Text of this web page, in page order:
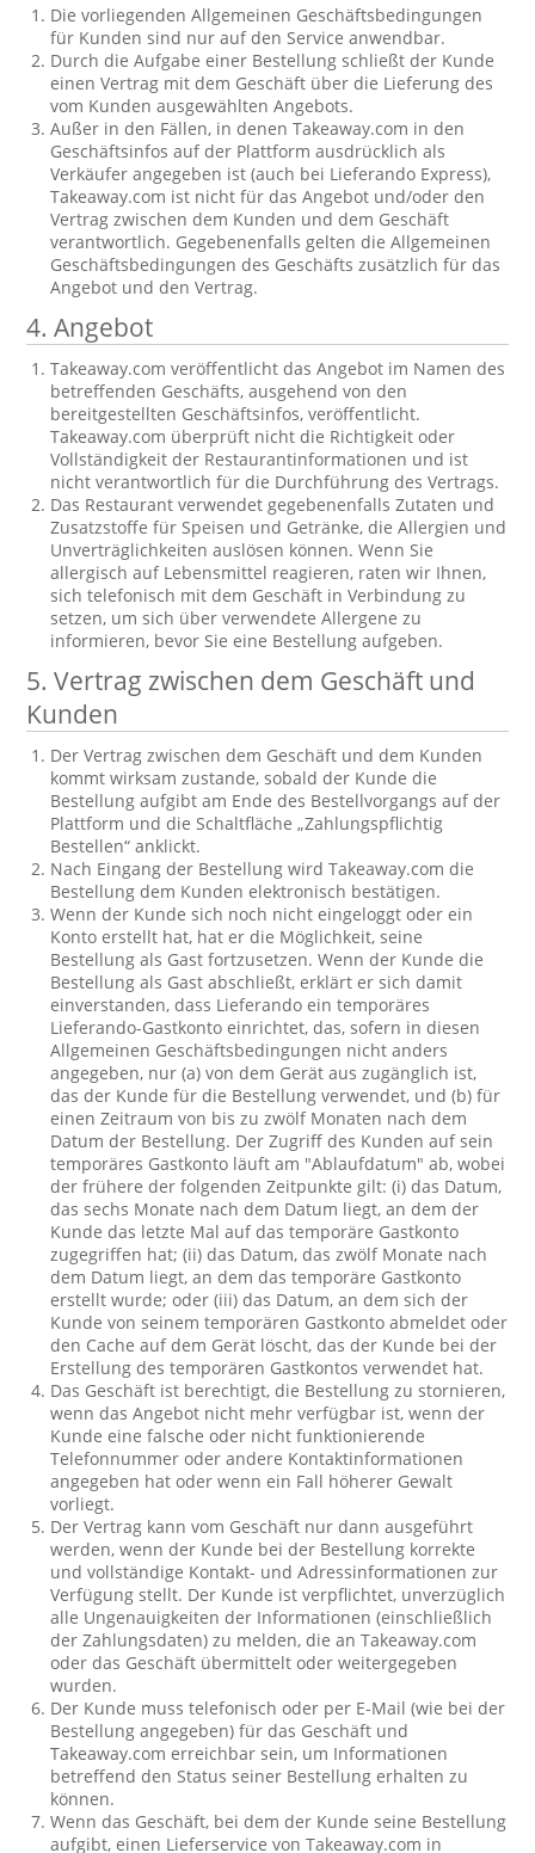
Die vorliegenden Allgemeinen Geschäftsbedingungen
für Kunden sind nur auf den Service anwendbar.
Durch die Aufgabe einer Bestellung schließt der Kunde
einen Vertrag mit dem Geschäft über die Lieferung des
vom Kunden ausgewählten Angebots.
Außer in den Fällen, in denen Takeaway.com in den
Geschäftsinfos auf der Plattform ausdrücklich als
Verkäufer angegeben ist (auch bei Lieferando Express),
Takeaway.com ist nicht für das Angebot und/oder den
Vertrag zwischen dem Kunden und dem Geschäft
verantwortlich. Gegebenenfalls gelten die Allgemeinen
Geschäftsbedingungen des Geschäfts zusätzlich für das
Angebot und den Vertrag.
4. Angebot
Takeaway.com veröffentlicht das Angebot im Namen des
betreffenden Geschäfts, ausgehend von den
bereitgestellten Geschäftsinfos, veröffentlicht.
Takeaway.com überprüft nicht die Richtigkeit oder
Vollständigkeit der Restaurantinformationen und ist
nicht verantwortlich für die Durchführung des Vertrags.
Das Restaurant verwendet gegebenenfalls Zutaten und
Zusatzstoffe für Speisen und Getränke, die Allergien und
Unverträglichkeiten auslösen können. Wenn Sie
allergisch auf Lebensmittel reagieren, raten wir Ihnen,
sich telefonisch mit dem Geschäft in Verbindung zu
setzen, um sich über verwendete Allergene zu
informieren, bevor Sie eine Bestellung aufgeben.
5. Vertrag zwischen dem Geschäft und
Kunden
Der Vertrag zwischen dem Geschäft und dem Kunden
kommt wirksam zustande, sobald der Kunde die
Bestellung aufgibt am Ende des Bestellvorgangs auf der
Plattform und die Schaltfläche „Zahlungspflichtig
Bestellen“ anklickt.
Nach Eingang der Bestellung wird Takeaway.com die
Bestellung dem Kunden elektronisch bestätigen.
Wenn der Kunde sich noch nicht eingeloggt oder ein
Konto erstellt hat, hat er die Möglichkeit, seine
Bestellung als Gast fortzusetzen. Wenn der Kunde die
Bestellung als Gast abschließt, erklärt er sich damit
einverstanden, dass Lieferando ein temporäres
Lieferando-Gastkonto einrichtet, das, sofern in diesen
Allgemeinen Geschäftsbedingungen nicht anders
angegeben, nur (a) von dem Gerät aus zugänglich ist,
das der Kunde für die Bestellung verwendet, und (b) für
einen Zeitraum von bis zu zwölf Monaten nach dem
Datum der Bestellung. Der Zugriff des Kunden auf sein
temporäres Gastkonto läuft am "Ablaufdatum" ab, wobei
der frühere der folgenden Zeitpunkte gilt: (i) das Datum,
das sechs Monate nach dem Datum liegt, an dem der
Kunde das letzte Mal auf das temporäre Gastkonto
zugegriffen hat; (ii) das Datum, das zwölf Monate nach
dem Datum liegt, an dem das temporäre Gastkonto
erstellt wurde; oder (iii) das Datum, an dem sich der
Kunde von seinem temporären Gastkonto abmeldet oder
den Cache auf dem Gerät löscht, das der Kunde bei der
Erstellung des temporären Gastkontos verwendet hat.
Das Geschäft ist berechtigt, die Bestellung zu stornieren,
wenn das Angebot nicht mehr verfügbar ist, wenn der
Kunde eine falsche oder nicht funktionierende
Telefonnummer oder andere Kontaktinformationen
angegeben hat oder wenn ein Fall höherer Gewalt
vorliegt.
Der Vertrag kann vom Geschäft nur dann ausgeführt
werden, wenn der Kunde bei der Bestellung korrekte
und vollständige Kontakt- und Adressinformationen zur
Verfügung stellt. Der Kunde ist verpflichtet, unverzüglich
alle Ungenauigkeiten der Informationen (einschließlich
der Zahlungsdaten) zu melden, die an Takeaway.com
oder das Geschäft übermittelt oder weitergegeben
wurden.
Der Kunde muss telefonisch oder per E-Mail (wie bei der
Bestellung angegeben) für das Geschäft und
Takeaway.com erreichbar sein, um Informationen
betreffend den Status seiner Bestellung erhalten zu
können.
Wenn das Geschäft, bei dem der Kunde seine Bestellung
aufgibt, einen Lieferservice von Takeaway.com in